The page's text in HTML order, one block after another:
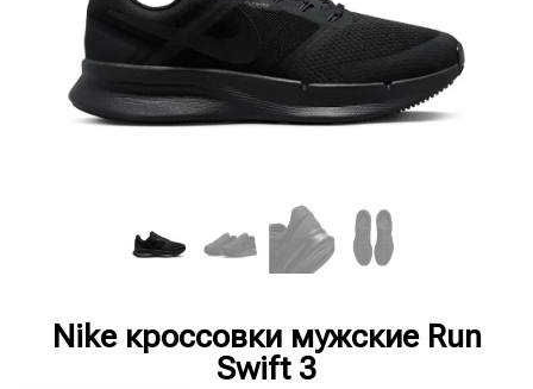
Nike кроссовки мужские Run
Swift 3